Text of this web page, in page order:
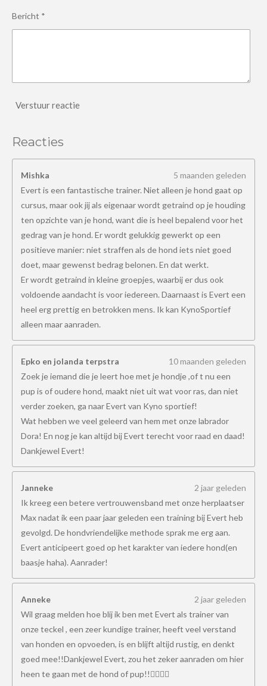
Bericht *
Verstuur reactie
Reacties
Mishka
5 maanden geleden
Evert is een fantastische trainer. Niet alleen je hond gaat op
cursus, maar ook jij als eigenaar wordt getraind op je houding
ten opzichte van je hond, want die is heel bepalend voor het
gedrag van je hond. Er wordt gelukkig gewerkt op een
positieve manier: niet straffen als de hond iets niet goed
doet, maar gewenst bedrag belonen. En dat werkt.
Er wordt getraind in kleine groepjes, waarbij er dus ook
voldoende aandacht is voor iedereen. Daarnaast is Evert een
heel erg prettig en betrokken mens. Ik kan KynoSportief
alleen maar aanraden.
Epko en jolanda terpstra
10 maanden geleden
Zoek je iemand die je leert hoe met je hondje ,of t nu een
pup is of oudere hond, maakt niet uit wat voor ras, dan niet
verder zoeken, ga naar Evert van Kyno sportief!
Wat hebben we veel geleerd van hem met onze labrador
Dora! En nog je kan altijd bij Evert terecht voor raad en daad!
Dankjewel Evert!
Janneke
2 jaar geleden
Ik kreeg een betere vertrouwensband met onze herplaatser
Max nadat ik een paar jaar geleden een training bij Evert heb
gevolgd. De hondvriendelijke methode sprak me erg aan.
Evert anticipeert goed op het karakter van iedere hond(en
baasje haha). Aanrader!
Anneke
2 jaar geleden
Wil graag melden hoe blij ik ben met Evert als trainer van
onze teckel , een zeer kundige trainer, heeft veel verstand
van honden en opvoeden, is en blijft altijd rustig, en denkt
goed mee!!Dankjewel Evert, zou het zeker aanraden om hier
heen te gaan met de hond of pup!!👍🏻👍🏻